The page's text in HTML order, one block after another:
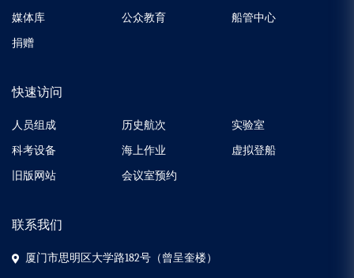
媒体库
公众教育
船管中心
捐赠
快速访问
人员组成 历史航次
实验室
科考设备
海上作业
虚拟登船
旧版网站
会议室预约
联系我们
厦门市思明区大学路182号（曾呈奎楼）